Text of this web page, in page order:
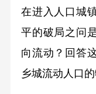
在进入人口城
平的破局之问
向流动？回答
乡城流动人口的